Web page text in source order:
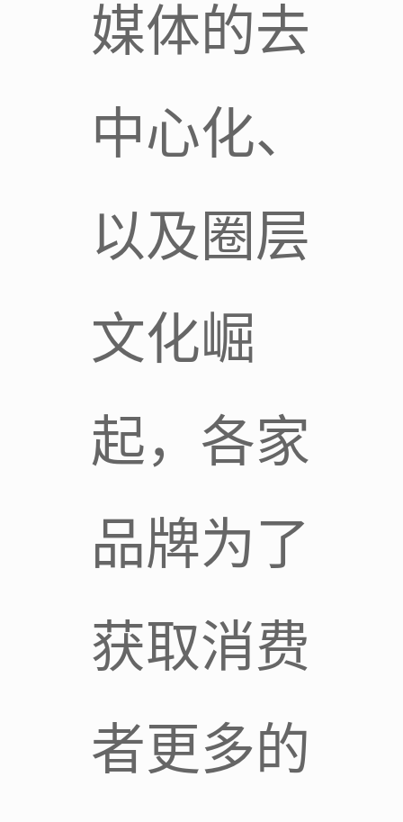
媒体的去
中心化、
以及圈层
文化崛
起，各家
品牌为了
获取消费
者更多的